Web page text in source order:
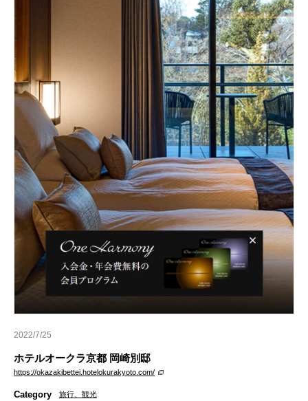
2022/7/25
ホテルオークラ京都 岡崎別邸
https://okazakibettei.hotelokurakyoto.com/
Category 旅行、観光